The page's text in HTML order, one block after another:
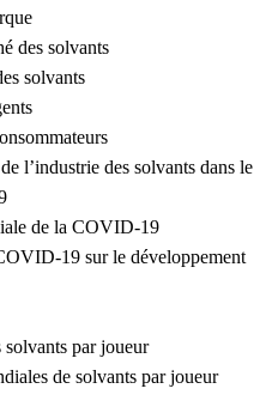
des solvants
solvants
l’industrie des solvants dans le
de la COVID-19
19 sur le développement
solvants par joueur
de solvants par joueur